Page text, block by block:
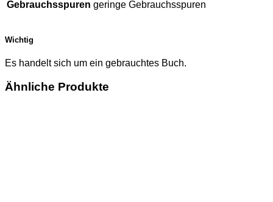
Gebrauchsspuren geringe Gebrauchsspuren
Wichtig
Es handelt sich um ein gebrauchtes Buch.
Ähnliche Produkte